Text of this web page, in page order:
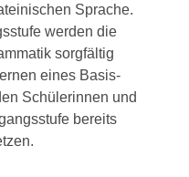
Sprache.
werden die
sorgfältig
eines Basis-
Schülerinnen und
bereits